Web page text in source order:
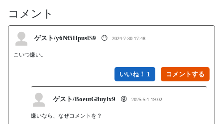
コメント
ゲスト/y6Nf5HpuslS9 😶 2024-7-30 17:48
こいつ嫌い。
いいね！ 1
ゲスト/BoeutG8uylx9 😡 2025-5-1 19:02
嫌いなら、なぜコメントを？